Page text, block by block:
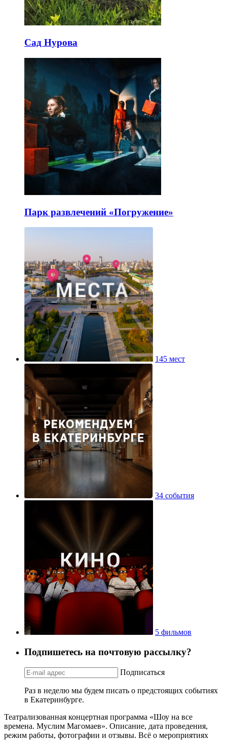
Сад Нурова
Парк развлечений «Погружение»
145 мест
34 события
5 фильмов
Подпишетесь на почтовую рассылку?
Подписаться
Раз в неделю мы будем писать о предстоящих событиях
в Екатеринбурге.
Театрализованная концертная программа «Шоу на все
времена. Муслим Магомаев». Описание, дата проведения,
режим работы, фотографии и отзывы. Всё о мероприятиях